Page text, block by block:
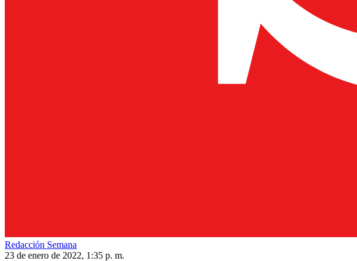
Redacción Semana
23 de enero de 2022, 1:35 p. m.